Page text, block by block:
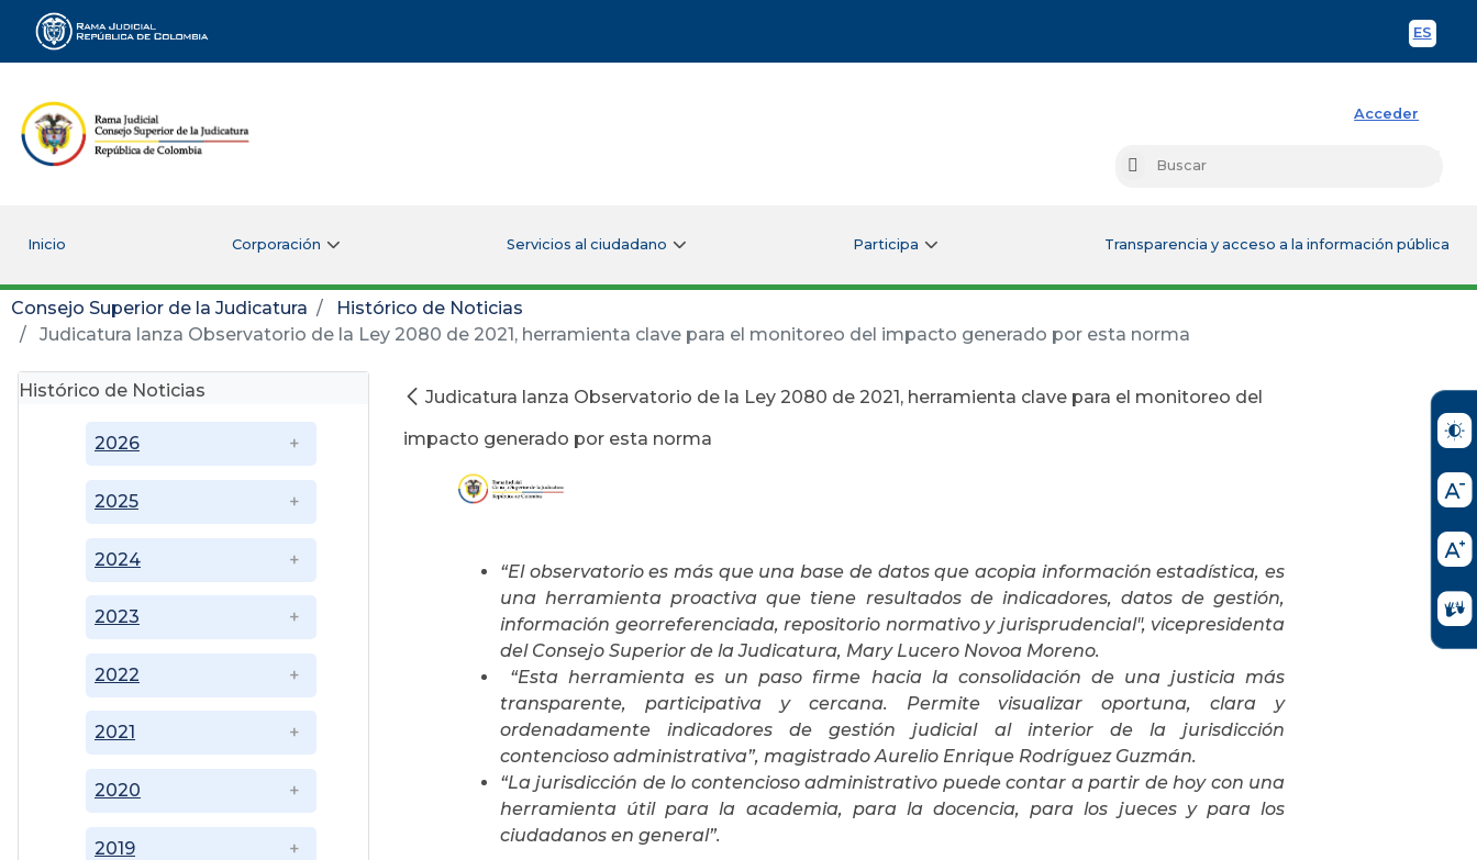
ES
Rama Judicial
Acceder
Buscar
Inicio Corporación Servicios al ciudadano Participa Transparencia y acceso a la información pública
Consejo Superior de la Judicatura
Histórico de Noticias
Judicatura lanza Observatorio de la Ley 2080 de 2021, herramienta clave para el monitoreo del impacto generado por esta norma
Histórico de Noticias
2019
2020
2021
2022
2023
2024
2025
2026
Judicatura lanza Observatorio de la Ley 2080 de 2021, herramienta clave para el monitoreo del
impacto generado por esta norma
“El observatorio es más que una base de datos que acopia información estadística, es
una herramienta proactiva que tiene resultados de indicadores, datos de gestión,
información georreferenciada, repositorio normativo y jurisprudencial", vicepresidenta
del Consejo Superior de la Judicatura, Mary Lucero Novoa Moreno.
“Esta herramienta es un paso firme hacia la consolidación de una justicia más
transparente, participativa y cercana. Permite visualizar oportuna, clara y
ordenadamente indicadores de gestión judicial al interior de la jurisdicción
contencioso administrativa”, magistrado Aurelio Enrique Rodríguez Guzmán.
“La jurisdicción de lo contencioso administrativo puede contar a partir de hoy con una
herramienta útil para la academia, para la docencia, para los jueces y para los
ciudadanos en general”.